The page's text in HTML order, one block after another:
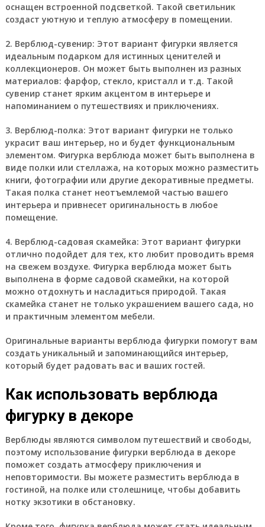
оснащен встроенной подсветкой. Такой светильник
создаст уютную и теплую атмосферу в помещении.
2. Верблюд-сувенир: Этот вариант фигурки является
идеальным подарком для истинных ценителей и
коллекционеров. Он может быть выполнен из разных
материалов: фарфор, стекло, кристалл и т.д. Такой
сувенир станет ярким акцентом в интерьере и
напоминанием о путешествиях и приключениях.
3. Верблюд-полка: Этот вариант фигурки не только
украсит ваш интерьер, но и будет функциональным
элементом. Фигурка верблюда может быть выполнена в
виде полки или стеллажа, на которых можно разместить
книги, фотографии или другие декоративные предметы.
Такая полка станет неотъемлемой частью вашего
интерьера и привнесет оригинальность в любое
помещение.
4. Верблюд-садовая скамейка: Этот вариант фигурки
отлично подойдет для тех, кто любит проводить время
на свежем воздухе. Фигурка верблюда может быть
выполнена в форме садовой скамейки, на которой
можно отдохнуть и насладиться природой. Такая
скамейка станет не только украшением вашего сада, но
и практичным элементом мебели.
Оригинальные варианты верблюда фигурки помогут вам
создать уникальный и запоминающийся интерьер,
который будет радовать вас и ваших гостей.
Как использовать верблюда
фигурку в декоре
Верблюды являются символом путешествий и свободы,
поэтому использование фигурки верблюда в декоре
поможет создать атмосферу приключения и
неповторимости. Вы можете разместить верблюда в
гостиной, на полке или столешнице, чтобы добавить
нотку экзотики в обстановку.